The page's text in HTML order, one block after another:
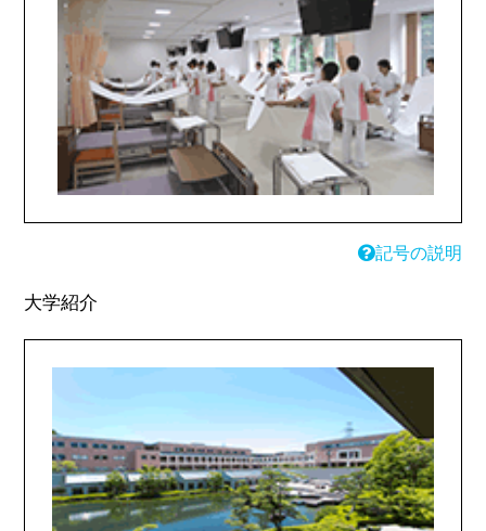
記号の説明
大学紹介